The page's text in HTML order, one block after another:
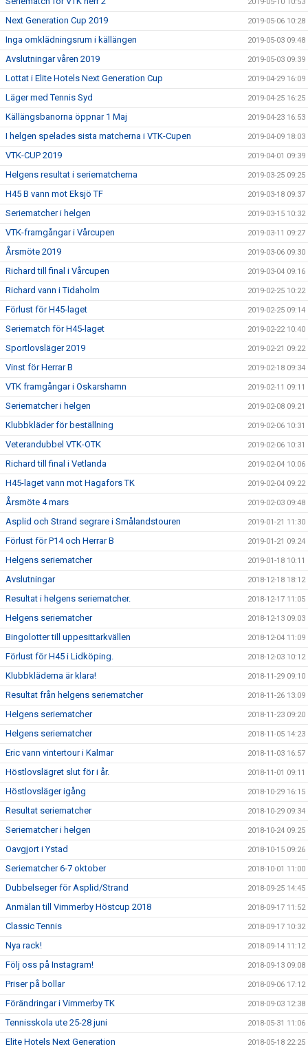
Next Generation Cup 2019 2019-05-06 10:28
Inga omklädningsrum i källängen 2019-05-03 09:48
Avslutningar våren 2019 2019-05-03 09:39
Lottat i Elite Hotels Next Generation Cup 2019-04-29 16:09
Läger med Tennis Syd 2019-04-25 16:25
Källängsbanorna öppnar 1 Maj 2019-04-23 16:53
I helgen spelades sista matcherna i VTK-Cupen 2019-04-09 18:03
VTK-CUP 2019 2019-04-01 09:39
Helgens resultat i seriematcherna 2019-03-25 09:25
H45 B vann mot Eksjö TF 2019-03-18 09:37
Seriematcher i helgen 2019-03-15 10:32
VTK-framgångar i Vårcupen 2019-03-11 09:27
Årsmöte 2019 2019-03-06 09:30
Richard till final i Vårcupen 2019-03-04 09:16
Richard vann i Tidaholm 2019-02-25 10:22
Förlust för H45-laget 2019-02-25 09:14
Seriematch för H45-laget 2019-02-22 10:40
Sportlovsläger 2019 2019-02-21 09:22
Vinst för Herrar B 2019-02-18 09:34
VTK framgångar i Oskarshamn 2019-02-11 09:11
Seriematcher i helgen 2019-02-08 09:21
Klubbkläder för beställning 2019-02-06 10:31
Veterandubbel VTK-OTK 2019-02-06 10:31
Richard till final i Vetlanda 2019-02-04 10:06
H45-laget vann mot Hagafors TK 2019-02-04 09:22
Årsmöte 4 mars 2019-02-03 09:48
Asplid och Strand segrare i Smålandstouren 2019-01-21 11:30
Förlust för P14 och Herrar B 2019-01-21 09:24
Helgens seriematcher 2019-01-18 10:11
Avslutningar 2018-12-18 18:12
Resultat i helgens seriematcher. 2018-12-17 11:05
Helgens seriematcher 2018-12-13 09:03
Bingolotter till uppesittarkvällen 2018-12-04 11:09
Förlust för H45 i Lidköping. 2018-12-03 10:12
Klubbkläderna är klara! 2018-11-29 09:10
Resultat från helgens seriematcher 2018-11-26 13:09
Helgens seriematcher 2018-11-23 09:20
Helgens seriematcher 2018-11-05 14:23
Eric vann vintertour i Kalmar 2018-11-03 16:57
Höstlovslägret slut för i år. 2018-11-01 09:11
Höstlovsläger igång 2018-10-29 16:15
Resultat seriematcher 2018-10-29 09:34
Seriematcher i helgen 2018-10-24 09:25
Oavgjort i Ystad 2018-10-15 09:26
Seriematcher 6-7 oktober 2018-10-01 11:00
Dubbelseger för Asplid/Strand 2018-09-25 14:45
Anmälan till Vimmerby Höstcup 2018 2018-09-17 11:52
Classic Tennis 2018-09-17 10:32
Nya rack! 2018-09-14 11:12
Följ oss på Instagram! 2018-09-13 09:08
Priser på bollar 2018-09-06 17:12
Förändringar i Vimmerby TK 2018-09-03 12:38
Tennisskola ute 25-28 juni 2018-05-31 11:06
Elite Hotels Next Generation 2018-05-18 22:25